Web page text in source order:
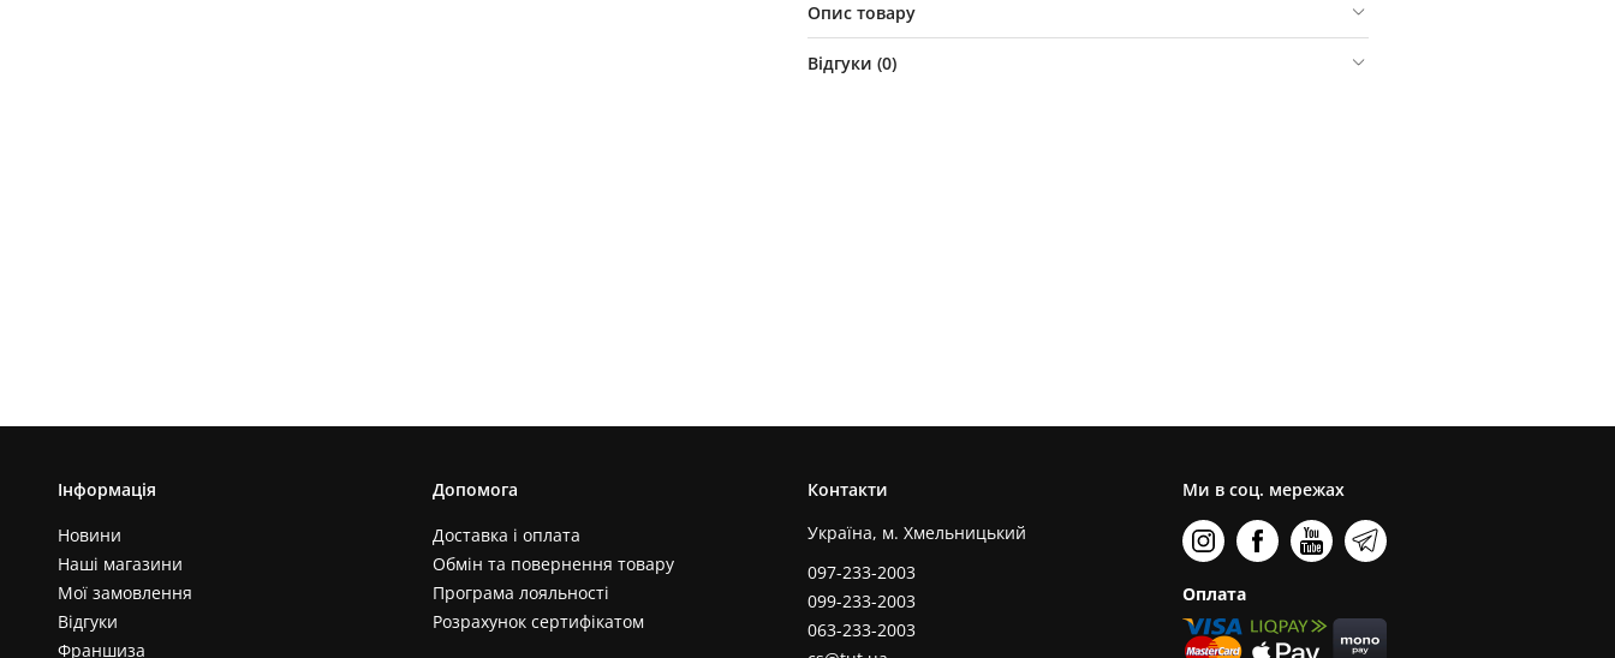
Опис товару
Відгуки (0)
Інформація
Новини
Наші магазини
Мої замовлення
Відгуки
Франшиза
Допомога
Доставка і оплата
Обмін та повернення товару
Програма лояльності
Розрахунок сертифікатом
Контакти
Україна, м. Хмельницький
097-233-2003
099-233-2003
063-233-2003
Ми в соц. мережах
Оплата